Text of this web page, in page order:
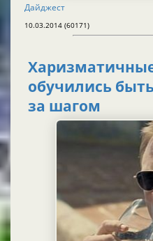
Дайджест
10.03.2014 (60171)
обучились
за шагом